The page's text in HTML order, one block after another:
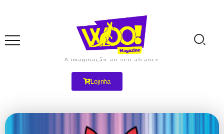
A imaginação ao seu alcance
Lojinha